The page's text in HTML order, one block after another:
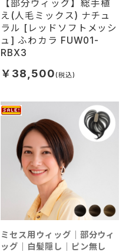
【部分ウィッグ】総手植
え(人毛ミックス) ナチュ
ラル [レッドソフトメッシ
ュ] ふわカラ FUW01-
RBX3
￥38,500
ミセス用ウィッグ｜部分ウィ
ッグ｜白髪隠し｜ピン無し